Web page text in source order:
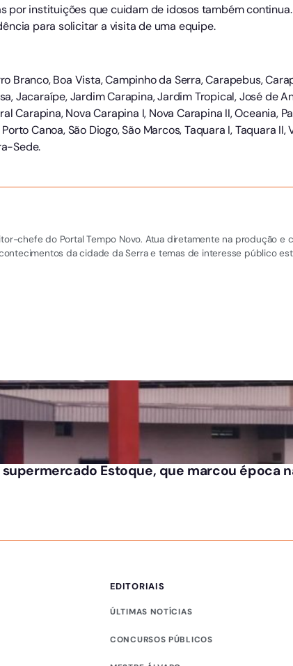
por instituições que cuidam de idosos também
para solicitar a visita de uma equipe.
Branco, Boa Vista, Campinho da Serra, Carapebus,
Jacaraípe, Jardim Carapina, Jardim Tropical, José de
Carapina, Nova Carapina I, Nova Carapina II, Oceania,
Canoa, São Diogo, São Marcos, Taquara I, Taquara
Sede.
chefe do Portal Tempo Novo. Atua diretamente na produção e
da cidade da Serra e temas de interesse público
Estoque, que marcou época
EDITORIAIS
ÚLTIMAS NOTÍCIAS
CONCURSOS PÚBLICOS